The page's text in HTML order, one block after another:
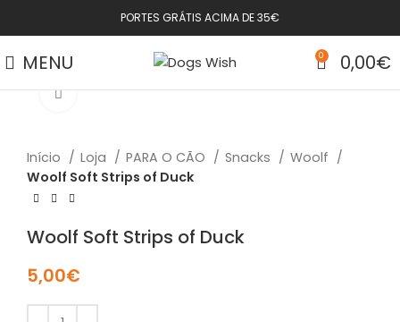
PORTES GRÁTIS ACIMA DE 35€
MENU 0 0,00€
Click to enlarge
Início Loja PARA O CÃO Snacks
Woolf
Woolf Soft Strips of Duck
Woolf Soft Strips of Duck
5,00€